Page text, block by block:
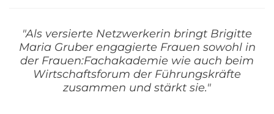
"Als versierte Netzwerkerin bringt Brigitte
Maria Gruber engagierte Frauen sowohl in
der Frauen:Fachakademie wie auch beim
Wirtschaftsforum der Führungskräfte
zusammen und stärkt sie."